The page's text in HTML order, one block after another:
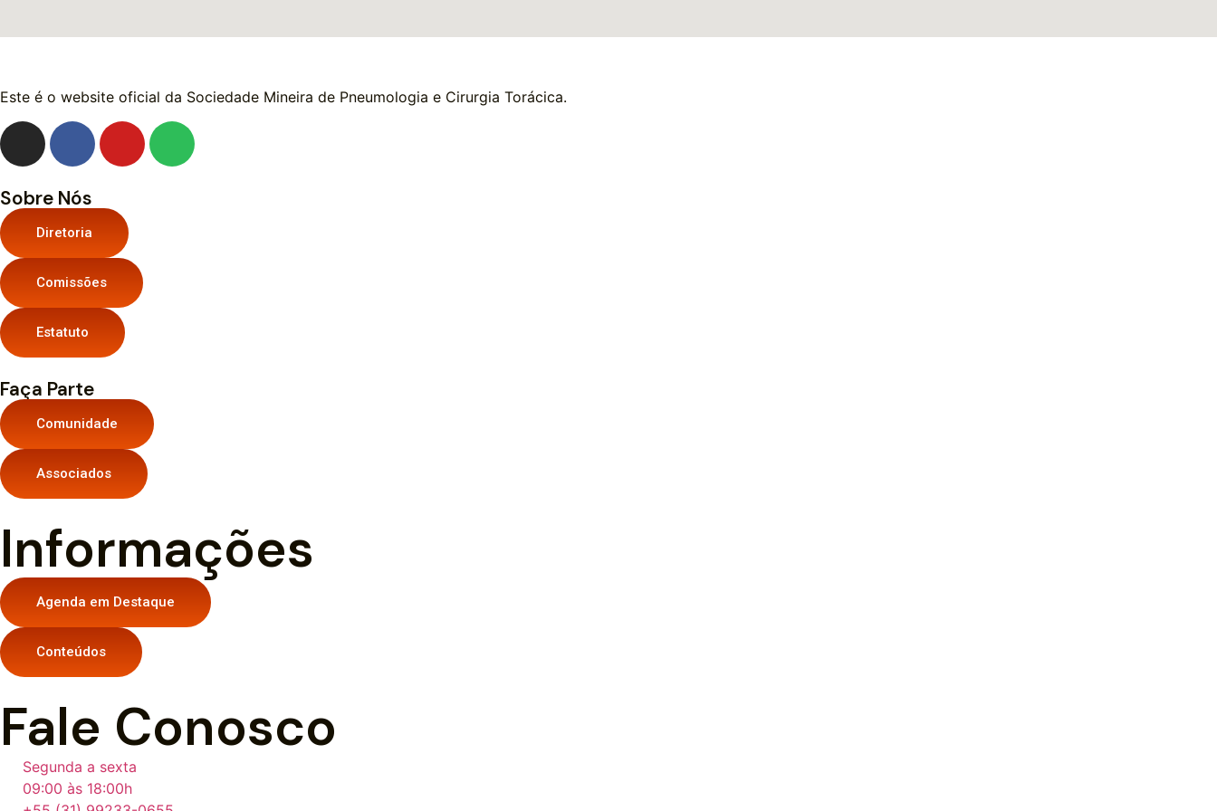
Este é o website oficial da Sociedade Mineira de Pneumologia e Cirurgia Torácica.
Sobre Nós
Diretoria
Comissões
Estatuto
Faça Parte
Comunidade
Associados
Informações
Agenda em Destaque
Conteúdos
Fale Conosco
Segunda a sexta
09:00 às 18:00h